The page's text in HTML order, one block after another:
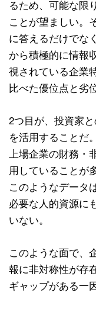
るため、可能な限
ことが望ましい。
に答えるだけでな
から積極的に情報
視されている企業
⽐べた優位点と劣
2つ⽬が、投資家
を活⽤することだ
上場企業の財務・
⽤していることが
このようなデータ
必要な⼈的資源に
いない。
このような⾯で、
報に⾮対称性が存
ギャップがある⼀